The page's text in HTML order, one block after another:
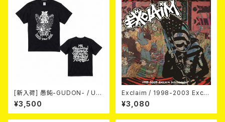
[新入荷] 愚鈍-GUDON- / US
TOUR 2026 T-shirt
¥3,500
Exclaim / 1998-2003 Excla
im Discography
¥3,080